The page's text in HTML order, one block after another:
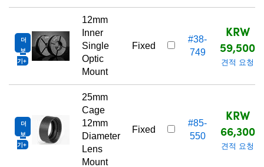
더
보
기
12mm
Inner
Single
Optic
Mount
Fixed
#38-
749
KRW
59,500
견적 요청
더
보
기
25mm
Cage
12mm
Diameter
Lens
Mount
Fixed
#85-
550
KRW
66,300
견적 요청